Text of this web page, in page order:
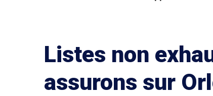
Listes non
assurons sur